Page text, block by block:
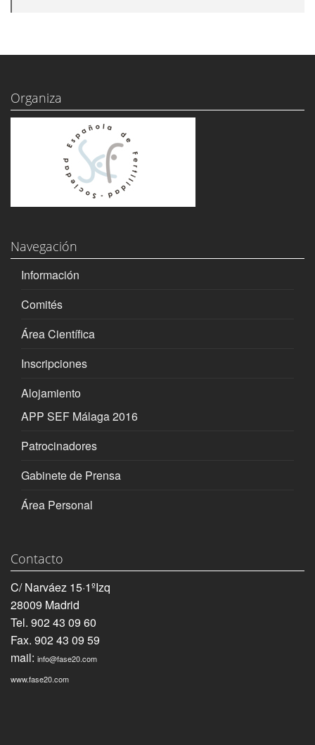
Organiza
Navegación
Información
Comités
Área Científica
Inscripciones
Alojamiento
APP SEF Málaga 2016
Patrocinadores
Gabinete de Prensa
Área Personal
Contacto
C/ Narváez 15·1ºIzq
28009 Madrid
Tel. 902 43 09 60
Fax. 902 43 09 59
mail: info@fase20.com
www.fase20.com